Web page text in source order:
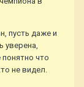
пусть даже и
уверена,
что
не видел.